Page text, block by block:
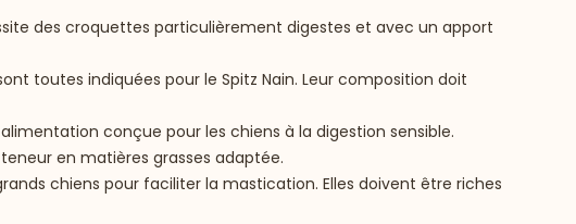
des croquettes particulièrement digestes et avec un apport
toutes indiquées pour le Spitz Nain. Leur composition doit
conçue pour les chiens à la digestion sensible.
en matières grasses adaptée.
chiens pour faciliter la mastication. Elles doivent être riches